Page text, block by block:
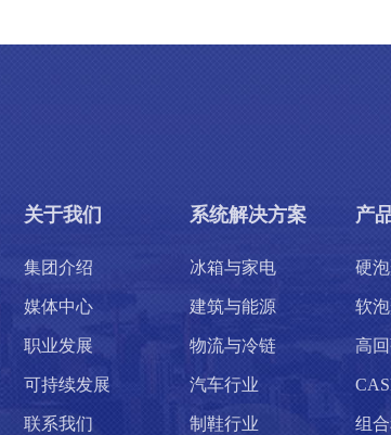
关于我们
集团介绍
媒体中心
职业发展
可持续发展
联系我们
系统解决方案
冰箱与家电
建筑与能源
物流与冷链
汽车行业
制鞋行业
产
硬
软
高
组